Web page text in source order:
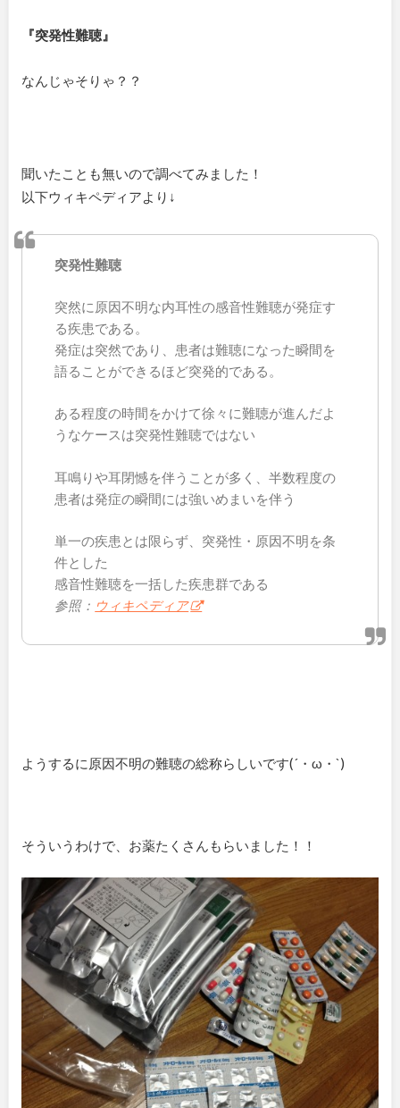
『突発性難聴』
なんじゃそりゃ？？
聞いたことも無いので調べてみました！
以下ウィキペディアより↓
突発性難聴
突然に原因不明な内耳性の感音性難聴が発症す
る疾患である。
発症は突然であり、患者は難聴になった瞬間を
語ることができるほど突発的である。
ある程度の時間をかけて徐々に難聴が進んだよ
うなケースは突発性難聴ではない
耳鳴りや耳閉憾を伴うことが多く、半数程度の
患者は発症の瞬間には強いめまいを伴う
単一の疾患とは限らず、突発性・原因不明を条
件とした
感音性難聴を一括した疾患群である
参照： ウィキペディア
ようするに原因不明の難聴の総称らしいです(´・ω・`)
そういうわけで、お薬たくさんもらいました！！